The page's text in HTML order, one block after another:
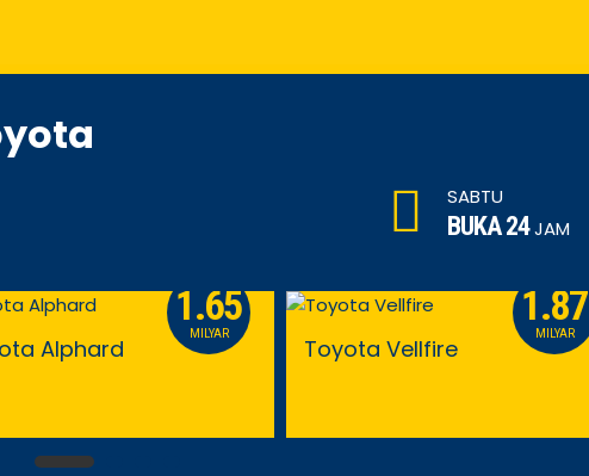
SABTU
BUKA 24JAM
1.65
MILYAR
Alphard
1.87
MILYAR
Toyota Vellfire